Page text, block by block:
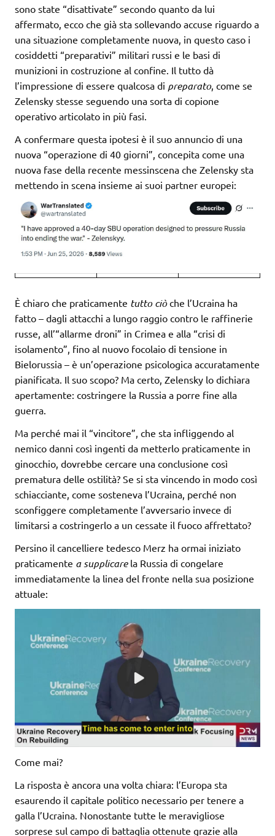
sono state “disattivate” secondo quanto da lui
affermato, ecco che già sta sollevando accuse riguardo a
una situazione completamente nuova, in questo caso i
cosiddetti “preparativi” militari russi e le basi di
munizioni in costruzione al confine. Il tutto dà
l’impressione di essere qualcosa di preparato, come se
Zelensky stesse seguendo una sorta di copione
operativo articolato in più fasi.
A confermare questa ipotesi è il suo annuncio di una
nuova “operazione di 40 giorni”, concepita come una
nuova fase della recente messinscena che Zelensky sta
mettendo in scena insieme ai suoi partner europei:
È chiaro che praticamente tutto ciòche l’Ucraina ha
fatto – dagli attacchi a lungo raggio contro le raffinerie
russe, all’“allarme droni” in Crimea e alla “crisi di
isolamento”, fino al nuovo focolaio di tensione in
Bielorussia – è un’operazione psicologica accuratamente
pianificata. Il suo scopo? Ma certo, Zelensky lo dichiara
apertamente: costringere la Russia a porre fine alla
guerra.
Ma perché mai il “vincitore”, che sta infliggendo al
nemico danni così ingenti da metterlo praticamente in
ginocchio, dovrebbe cercare una conclusione così
prematura delle ostilità? Se si sta vincendo in modo così
schiacciante, come sosteneva l’Ucraina, perché non
sconfiggere completamente l’avversario invece di
limitarsi a costringerlo a un cessate il fuoco affrettato?
Persino il cancelliere tedesco Merz ha ormai iniziato
praticamente a supplicarela Russia di congelare
immediatamente la linea del fronte nella sua posizione
attuale:
Come mai?
La risposta è ancora una volta chiara: l’Europa sta
esaurendo il capitale politico necessario per tenere a
galla l’Ucraina. Nonostante tutte le meravigliose
sorprese sul campo di battaglia ottenute grazie alla